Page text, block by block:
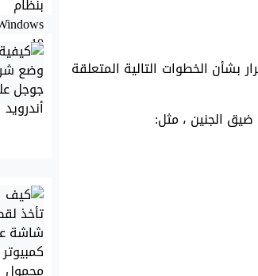
الخطوات التالية المتعلقة
ضيق الجنين ، مثل: